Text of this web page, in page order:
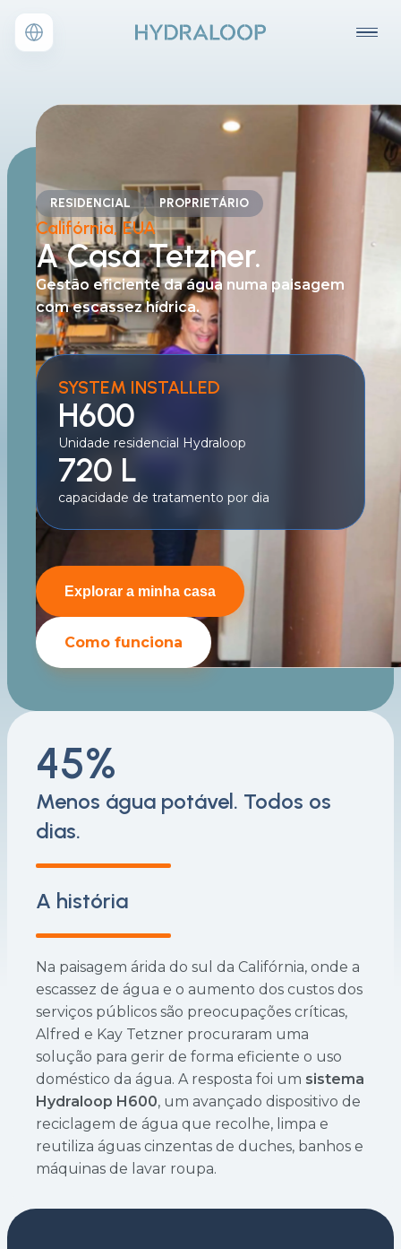
RESIDENCIAL PROPRIETÁRIO
Califórnia, EUA
A Casa Tetzner.
Gestão eficiente da água numa paisagem
com escassez hídrica.
SYSTEM INSTALLED
H600
Unidade residencial Hydraloop
720 L
capacidade de tratamento por dia
Explorar a minha casa
Como funciona
45%
Menos água potável. Todos os
dias.
A história
Na paisagem árida do sul da Califórnia, onde a
escassez de água e o aumento dos custos dos
serviços públicos são preocupações críticas,
Alfred e Kay Tetzner procuraram uma
solução para gerir de forma eficiente o uso
doméstico da água. A resposta foi um sistema
Hydraloop H600, um avançado dispositivo de
reciclagem de água que recolhe, limpa e
reutiliza águas cinzentas de duches, banhos e
máquinas de lavar roupa.